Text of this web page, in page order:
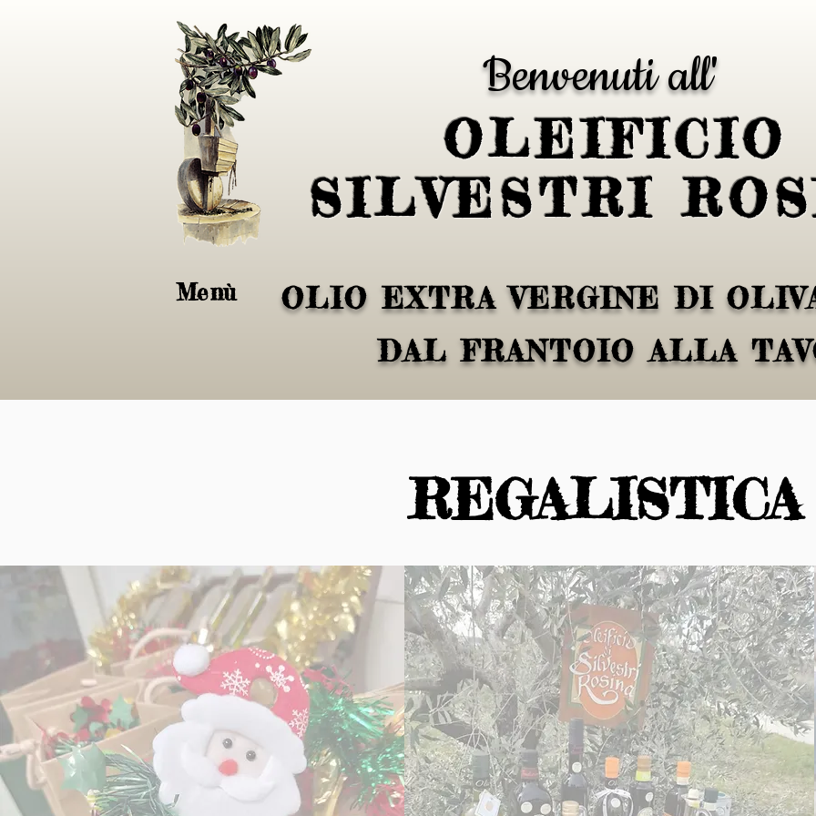
Benvenuti all'
OLEIFICIO
SILVESTRI
Menù
OLIO EXTRA VERGINE DI
DAL FRANTOIO ALLA